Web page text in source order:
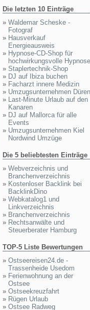
Die letzten 10 Einträge
» Waldemar Scheske -
Fotograf
» Hausverkauf
Energieausweis
» Hypnose-CD-Shop für
hochwirkungsvolle Hypnose
» Staplertechnik-Shop
» DJ auf Ibiza buchen
» Facharzt innere Medizin
» Umzugsunternehmen Düren
» Last-Minute Urlaub auf den
Kanaren
» DJ auf Mallorca für alle
Events
» Umzugsunternehmen Kiel
Nordwind Umzüge
Die 5 beliebtesten Einträge
» Webverzeichnis und
Branchenverzeichnis
» Kostenloser Backlink bei
BacklinkDino
» Webkatalog1 und
Linkverzeichnis
» Branchenverzeichnis
» Rechtsanwälte und
Steuerberater Hamburg
TOP-5 Liste Bewertungen
» Ostseereisen24.de -
Trassenheide Usedom
» Ferienwohnung an der
Ostsee
» Ostseekreuzfahrt
» Rügen Urlaub
» Ostsee Radweg